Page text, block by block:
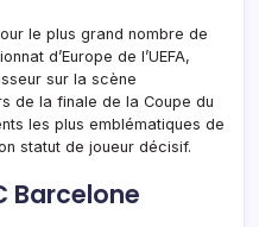
le plus grand nombre de
d’Europe de l’UEFA,
sur la scène
de la finale de la Coupe du
les plus emblématiques de
statut de joueur décisif.
Barcelone